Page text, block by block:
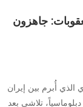
جاهزون
الذي أُبرم بين إيران
ونموذجاً دبلوماسياً، تلاشى بعد